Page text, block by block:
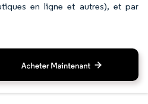
en ligne et autres), et par